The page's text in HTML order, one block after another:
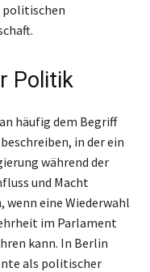
politischen
Politik
häufig dem Begriff
in der ein
während der
und Macht
eine Wiederwahl
im Parlament
kann. In Berlin
als politischer